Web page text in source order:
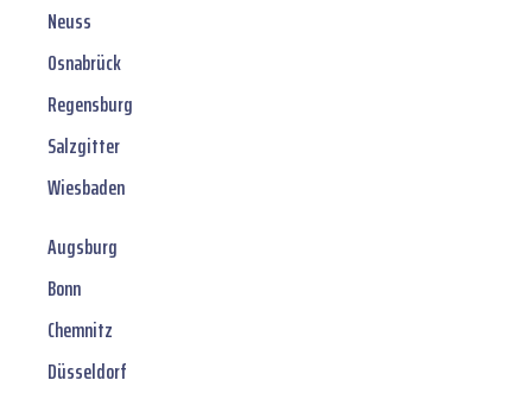
Neuss
Osnabrück
Regensburg
Salzgitter
Wiesbaden
Augsburg
Bonn
Chemnitz
Düsseldorf